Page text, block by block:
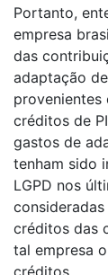
Portanto,
empresa
das
adaptação
provenientes
créditos de
gastos de
tenham sido
LGPD nos
créditos das
tal empresa
créditos.